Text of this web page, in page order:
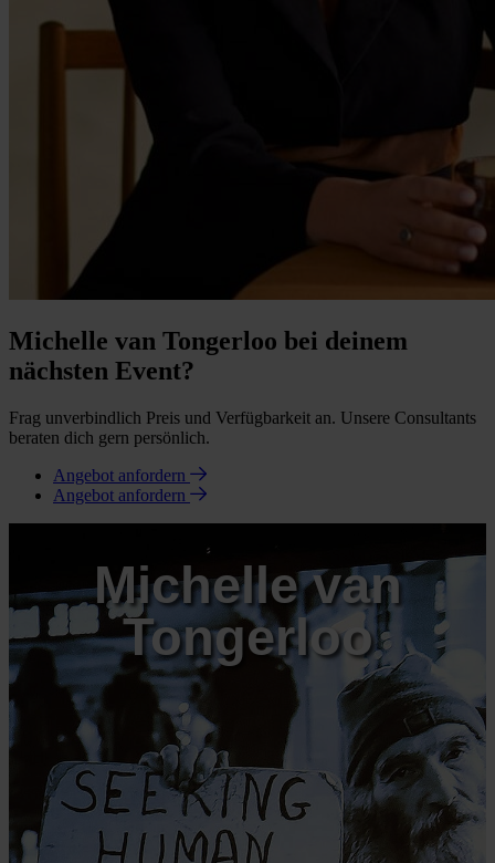
Michelle van Tongerloo bei deinem
nächsten Event?
Frag unverbindlich Preis und Verfügbarkeit an. Unsere Consultants
beraten dich gern persönlich.
Angebot anfordern
Angebot anfordern